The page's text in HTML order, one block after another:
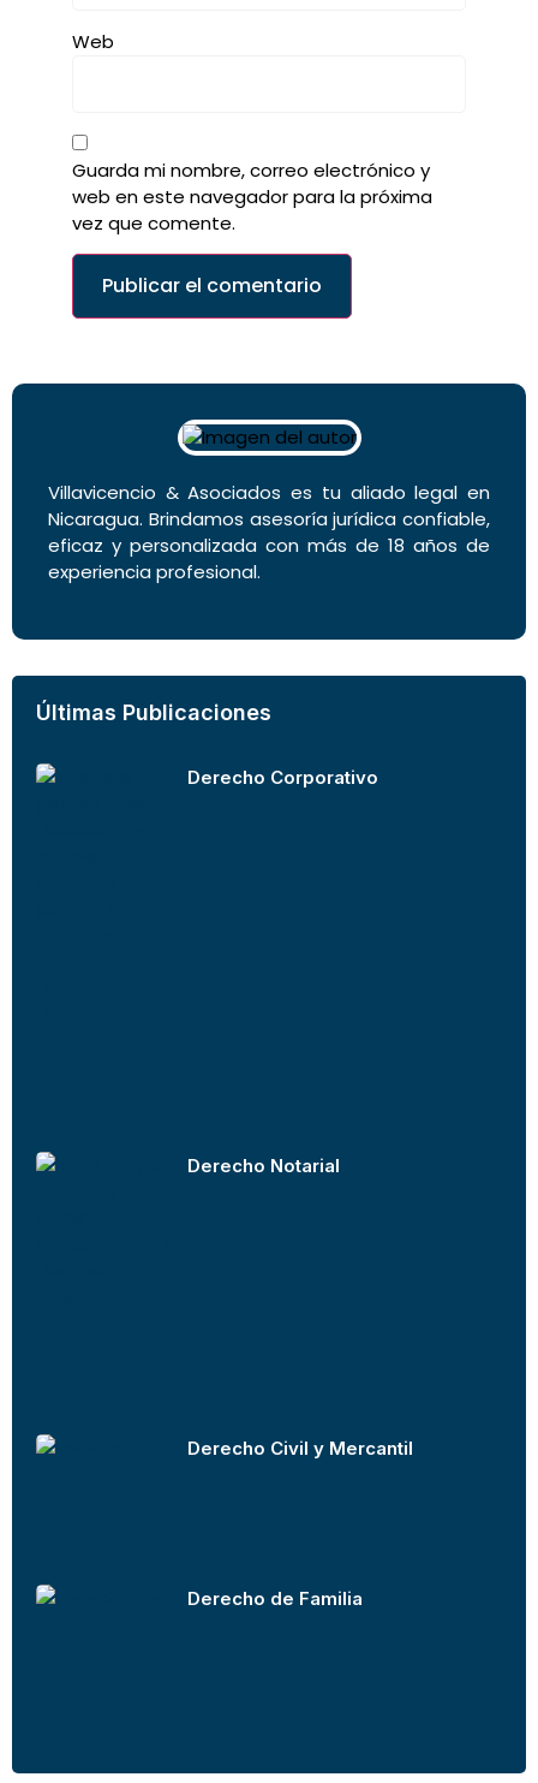
Web
Guarda mi nombre, correo electrónico y
web en este navegador para la próxima
vez que comente.
Villavicencio & Asociados es tu aliado legal en
Nicaragua. Brindamos asesoría jurídica confiable,
eficaz y personalizada con más de 18 años de
experiencia profesional.
Últimas Publicaciones
Derecho Corporativo
Derecho Notarial
Derecho Civil y Mercantil
Derecho de Familia